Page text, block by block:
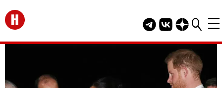
Перейти на главную
Telegram канал
Группа HELLO
Канал